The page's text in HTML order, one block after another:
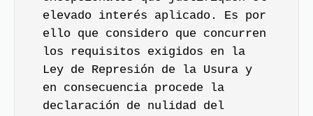
elevado interés aplicado. Es por
ello que considero que concurren
los requisitos exigidos en la
Ley de Represión de la Usura y
en consecuencia procede la
declaración de nulidad del